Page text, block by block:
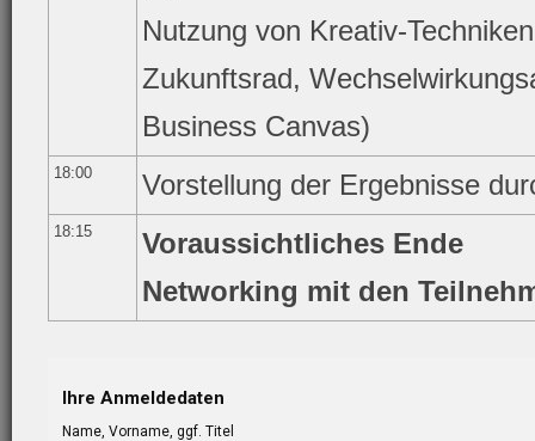
Nutzung von Kreativ-
Zukunftsrad,
Business Canvas)
18:00 Vorstellung der Ergebnisse
18:15
Voraussichtliches Ende
Networking mit den